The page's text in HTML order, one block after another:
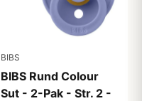
BIBS
BIBS Rund Colour
Sut - 2-Pak - Str. 2 -